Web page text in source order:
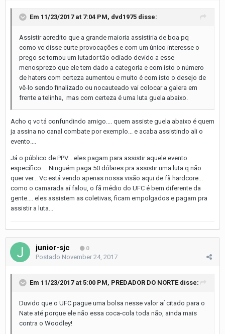
Em 11/23/2017 at 7:04 PM, dvd1975 disse:
Assistir acredito que a grande maioria assistiria de boa pq
como vc disse curte provocações e com um único interesse o
prego se tornou um lutador tão odiado devido a esse
menosprezo que ele tem dado a categoria e com isto o número
de haters com certeza aumentou e muito é com isto o desejo de
vê-lo sendo finalizado ou nocauteado vai colocar a galera em
frente a telinha, mas com certeza é uma luta guela abaixo.
Acho q vc tá confundindo amigo.... quem assiste guela abaixo é quem
ja assina no canal combate por exemplo... e acaba assistindo ali o
evento....
Já o público de PPV... eles pagam para assistir aquele evento
específico.... Ninguém paga 50 dólares pra assistir uma luta q não
quer ver... Vc está vendo apenas nossa visão aqui de fã hardcore...
como o camarada aí falou, o fã médio do UFC é bem diferente da
gente.... eles assistem as coletivas, ficam empolgados e pagam pra
assistir a luta...
junior-sjc 0
Postado November 24, 2017
Em 11/23/2017 at 5:00 PM, PREDADOR DO NORTEdisse:
Duvido que o UFC pague uma bolsa nesse valor aí citado para o
Nate até porque ele não essa coca-cola toda não, ainda mais
contra o Woodley!